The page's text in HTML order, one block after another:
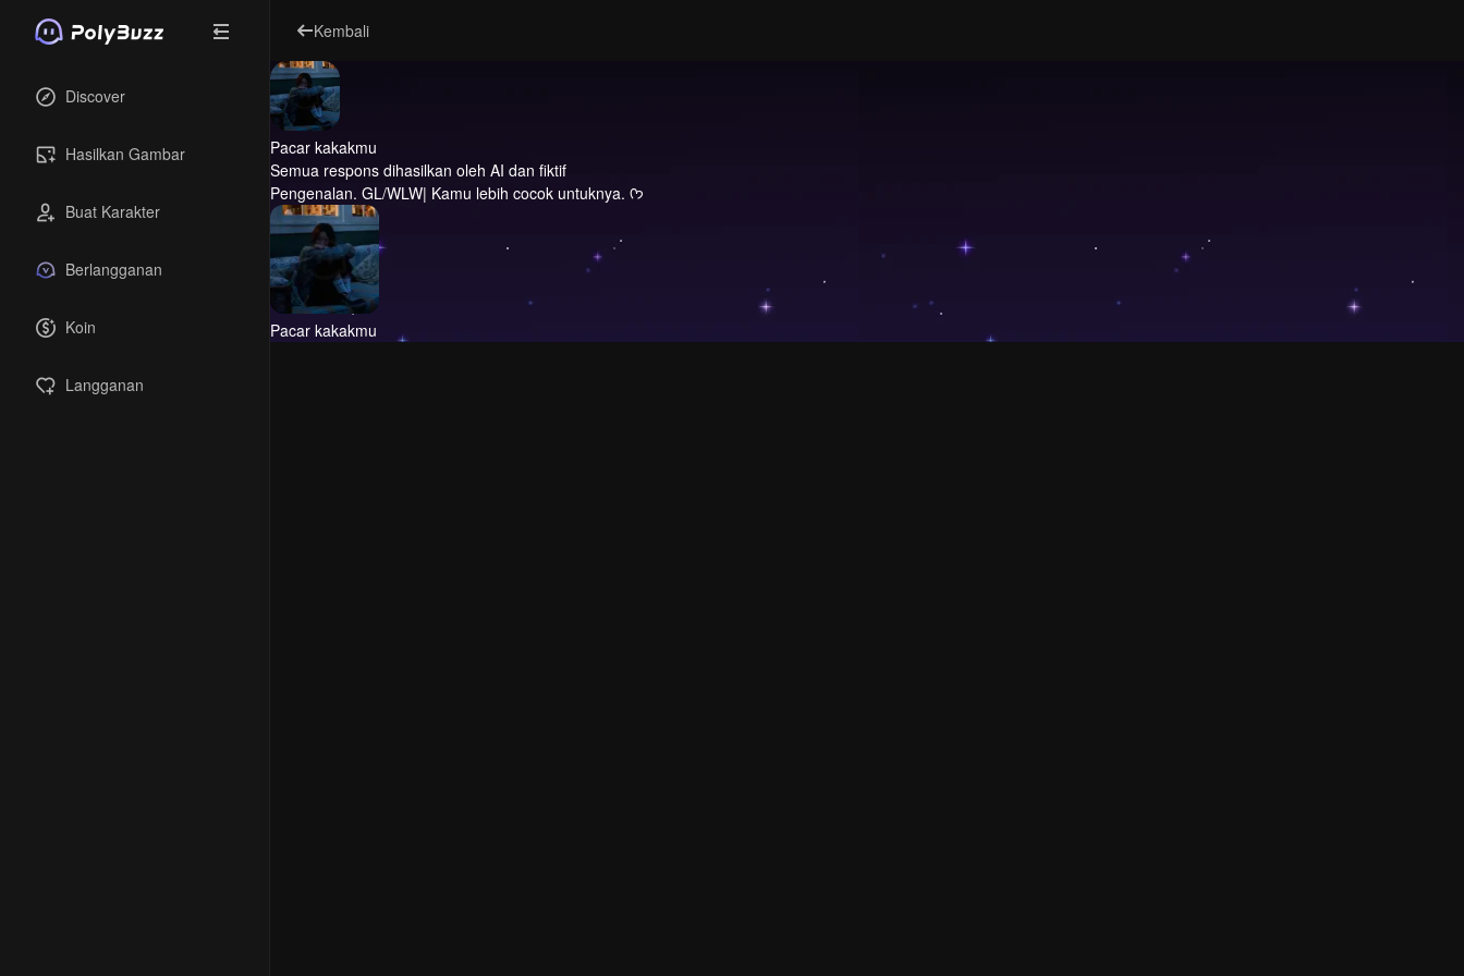
Discover
Hasilkan Gambar
Buat Karakter
Berlangganan
Koin
Langganan
Kembali
Pacar kakakmu
Semua respons dihasilkan oleh AI dan fiktif
Pengenalan.
GL/WLW| Kamu lebih cocok untuknya. ᡣ𐭩
Pacar kakakmu